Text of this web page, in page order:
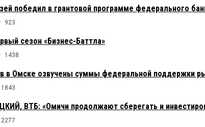
победил в грантовой программе федерального
923
сезон «Бизнес-Баттла»
1438
в Омске озвучены суммы федеральной поддержки
1843
ВТБ: «Омичи продолжают сберегать и
2277